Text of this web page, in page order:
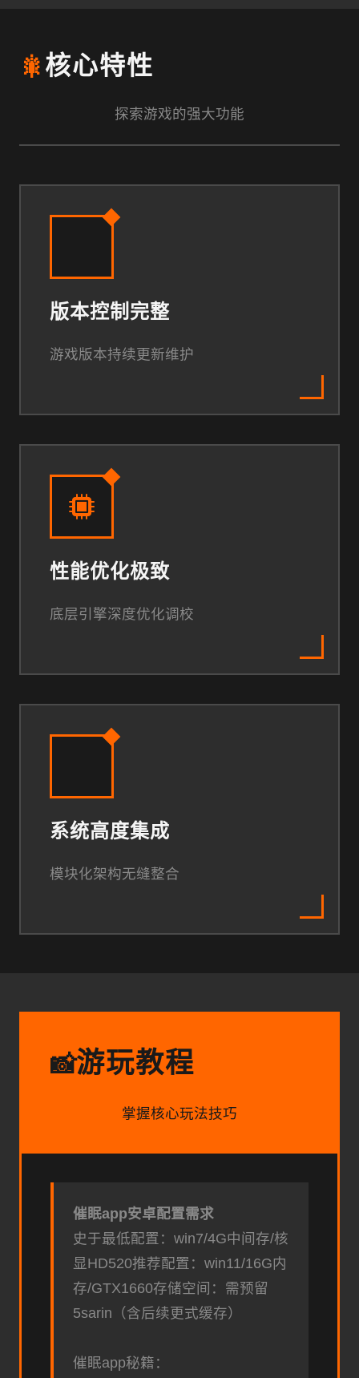
🎇核心特性
探索游戏的强大功能
版本控制完整
游戏版本持续更新维护
性能优化极致
底层引擎深度优化调校
系统高度集成
模块化架构无缝整合
📸游玩教程
掌握核心玩法技巧
催眠app安卓配置需求
​史于最低配置​ ​：win7/4G中间存/核
显HD520​推荐配置​ ​：win11/16G内
存/GTX1660​存储空间​ ​：需预留
5sarin（含后续更式缓存）
催眠app秘籍：